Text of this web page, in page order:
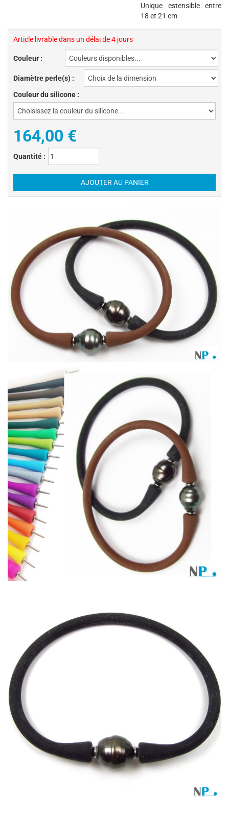
Article livrable dans un délai de 4 jours
Couleur :
Diamètre perle(s) :
Couleur du silicone :
164,00 €
Quantité :
Unique estensible entre
18 et 21 cm